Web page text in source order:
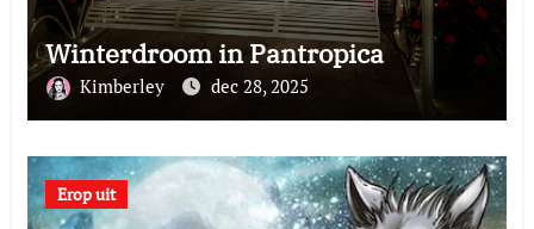
Winterdroom in Pantropica
Kimberley dec 28, 2025
Erop uit